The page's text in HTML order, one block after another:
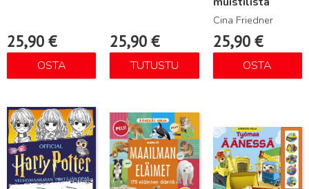
25,90 €
OSTA
25,90€
TUTUSTU
Cina Friedner
25,90 €
OSTA
Lue lisää